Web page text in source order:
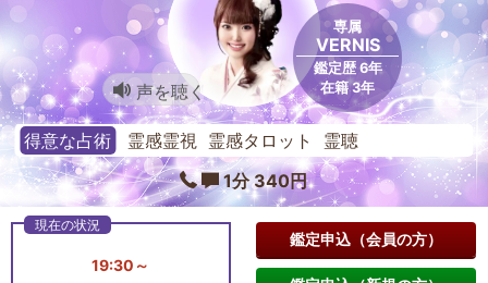
専属
VERNIS
鑑定歴 6年
在籍 3年
声を聴く
得意な占術
霊感霊視 霊感タロット 霊聴
1分 340円
19:30～
鑑定申込（会員の方）